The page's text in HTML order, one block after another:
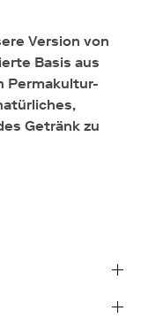
Version von
Basis aus
Permakultur-
Getränk zu